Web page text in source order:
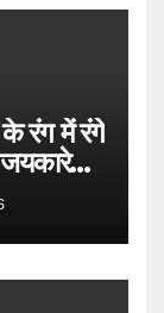
रंग में रंगे